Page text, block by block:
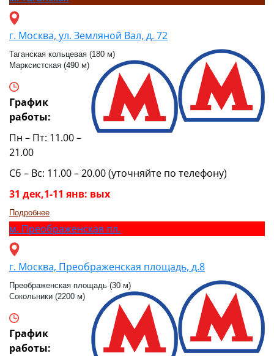
г. Москва, ул. Земляной Вал, д. 72
Таганская кольцевая (180 м)
Марксистская (490 м)
График
работы:
Пн – Пт: 11.00 –
21.00
Сб – Вс: 11.00 – 20.00 (уточняйте по телефону)
31 дек,1-11 янв: вых
Подробнее
м. Преображенская пл.
г. Москва, Преображенская площадь, д.8
Преображенская площадь (30 м)
Сокольники (2200 м)
График
работы: